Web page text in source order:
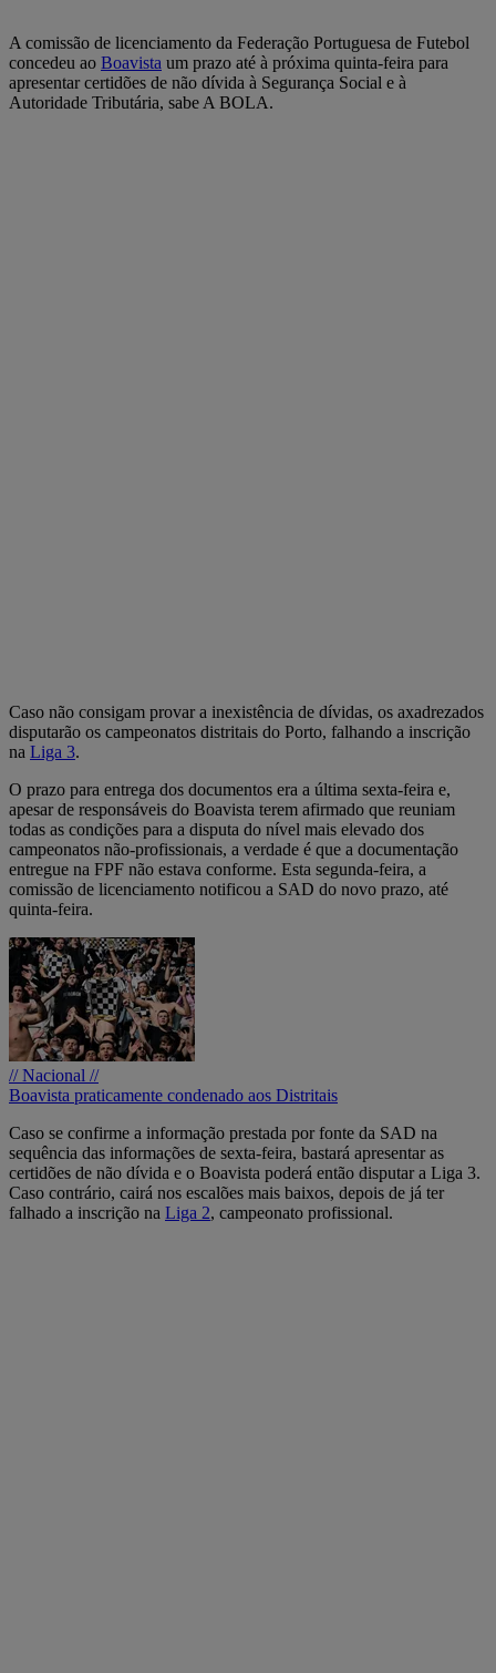
A comissão de licenciamento da Federação Portuguesa de Futebol
concedeu ao Boavista um prazo até à próxima quinta-feira para
apresentar certidões de não dívida à Segurança Social e à
Autoridade Tributária, sabe A BOLA.
Caso não consigam provar a inexistência de dívidas, os axadrezados
disputarão os campeonatos distritais do Porto, falhando a inscrição
na Liga 3.
O prazo para entrega dos documentos era a última sexta-feira e,
apesar de responsáveis do Boavista terem afirmado que reuniam
todas as condições para a disputa do nível mais elevado dos
campeonatos não-profissionais, a verdade é que a documentação
entregue na FPF não estava conforme. Esta segunda-feira, a
comissão de licenciamento notificou a SAD do novo prazo, até
quinta-feira.
// Nacional //
Boavista praticamente condenado aos Distritais
Caso se confirme a informação prestada por fonte da SAD na
sequência das informações de sexta-feira, bastará apresentar as
certidões de não dívida e o Boavista poderá então disputar a Liga 3.
Caso contrário, cairá nos escalões mais baixos, depois de já ter
falhado a inscrição na Liga 2, campeonato profissional.